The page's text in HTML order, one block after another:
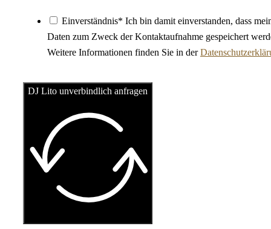
Einverständnis* Ich bin damit einverstanden, dass
Daten zum Zweck der Kontaktaufnahme gespeichert
Weitere Informationen finden Sie in der
DJ Lito unverbindlich anfragen